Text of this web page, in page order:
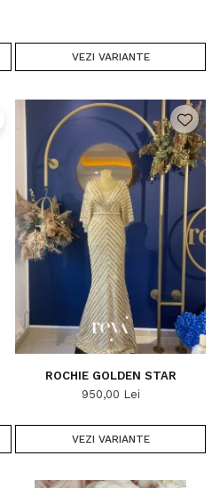
VEZI VARIANTE
ROCHIE GOLDEN STAR
950,00 Lei
VEZI VARIANTE